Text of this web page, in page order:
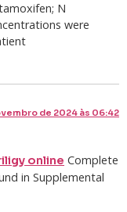
N
were
de 2024 às 06:42
online Complete
in Supplemental